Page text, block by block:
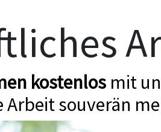
kostenlos mit
Arbeit souverän